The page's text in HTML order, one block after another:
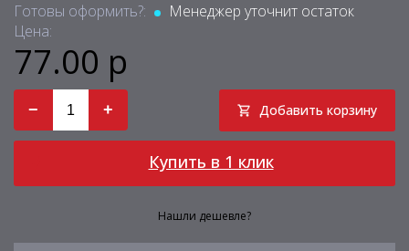
Готовы оформить?:
Менеджер уточнит остаток
Цена:
77.00 р
− + Добавить корзину
Купить в 1 клик
Нашли дешевле?